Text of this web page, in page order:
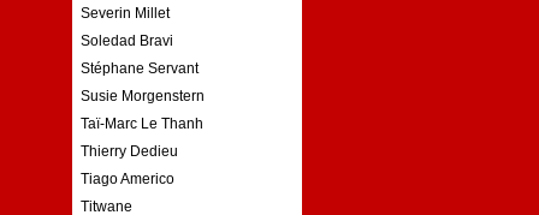
Severin Millet
Soledad Bravi
Stéphane Servant
Susie Morgenstern
Taï-Marc Le Thanh
Thierry Dedieu
Tiago Americo
Titwane